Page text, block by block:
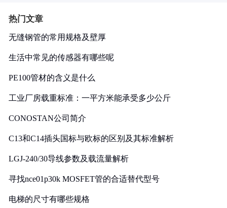
热门文章
无缝钢管的常用规格及壁厚
生活中常见的传感器有哪些呢
PE100管材的含义是什么
工业厂房载重标准：一平方米能承受多少公斤
CONOSTAN公司简介
C13和C14插头国标与欧标的区别及其标准解析
LGJ-240/30导线参数及载流量解析
寻找nce01p30k MOSFET管的合适替代型号
电梯的尺寸有哪些规格